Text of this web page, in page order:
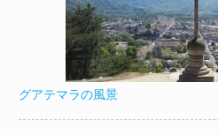
グアテマラの風景